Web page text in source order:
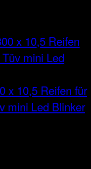
x 10,5 Reifen für
mini Led Blinker